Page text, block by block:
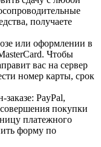
получаете
или оформлении в
Чтобы
вас на сервер
номер карты, срок
PayPal,
покупки
платежного
форму по